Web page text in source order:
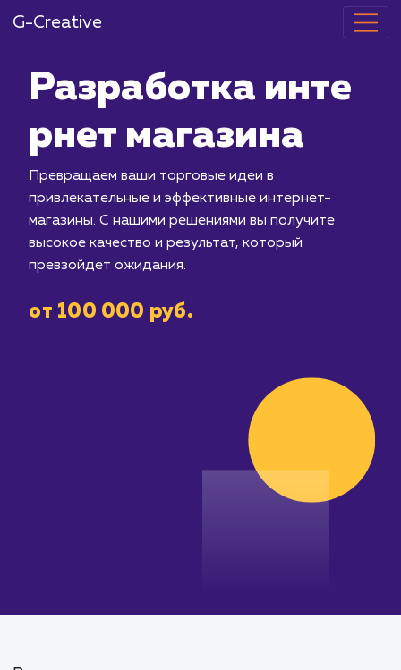
G-Creative
Разработка
рнет
Превращаем ваши торговые идеи в
привлекательные и эффективные
магазины. С нашими решениями вы
от 100 000 руб.